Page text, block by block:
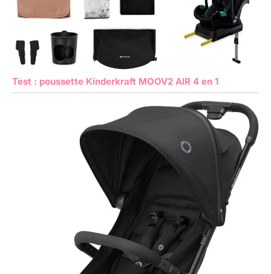
Test : poussette Kinderkraft MOOV2 AIR 4 en 1